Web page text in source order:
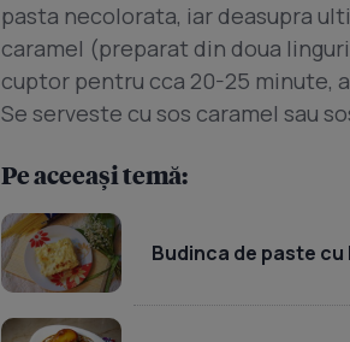
pasta necolorata, iar deasupra
caramel (preparat din doua
cuptor pentru cca 20-25 minute,
Se serveste cu sos caramel sau
Pe aceeași temă:
Budinca de paste